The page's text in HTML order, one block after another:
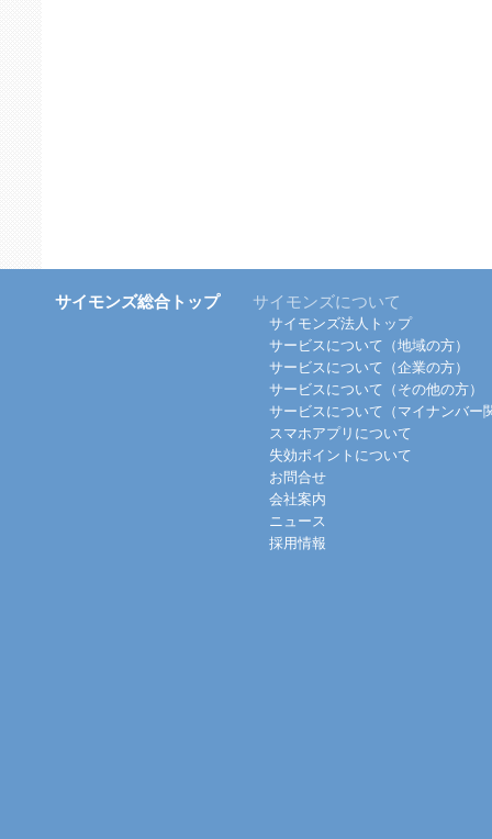
サイモンズ総合トップ サイモンズについて
サイモンズ法人トップ
サービスについて（地域の方）
サービスについて（企業の方）
サービスについて（その他の方）
サービスについて（マイナンバー
スマホアプリについて
失効ポイントについて
お問合せ
会社案内
ニュース
採用情報